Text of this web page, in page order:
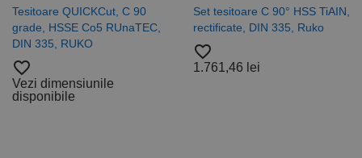
Tesitoare QUICKCut, C 90
grade, HSSE Co5 RUnaTEC,
DIN 335, RUKO
favorite_border
Vezi dimensiunile
disponibile
Set tesitoare C 90° HSS TiAIN,
rectificate, DIN 335, Ruko
favorite_border
1.761,46 lei
pentru un
utilizator între
pagini.